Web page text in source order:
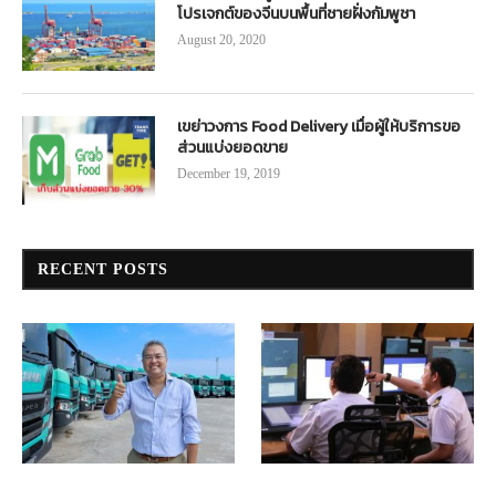
โปรเจกต์ของจีนบนพื้นที่ชายฝั่งกัมพูชา
August 20, 2020
เขย่าวงการ Food Delivery เมื่อผู้ให้บริการขอ
ส่วนแบ่งยอดขาย
December 19, 2019
RECENT POSTS